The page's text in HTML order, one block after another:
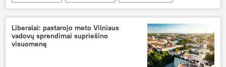
paukštynas
Liberalai: pastarojo meto Vilniaus
vadovų sprendimai supriešino
visuomenę